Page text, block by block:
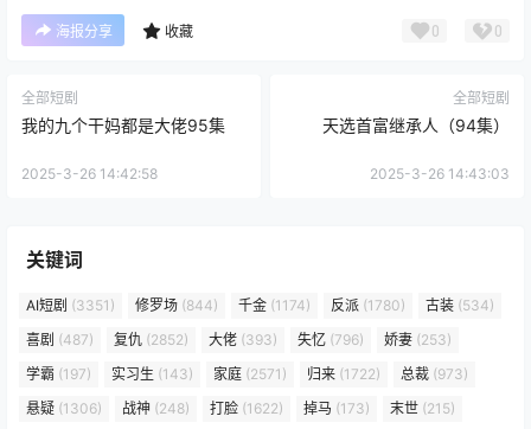
海报分享 收藏 0 0
全部短剧
我的九个干妈都是大佬95集
2025-3-26 14:42:58
全部短剧
天选首富继承人（94集）
2025-3-26 14:43:03
关键词
AI短剧 (3351) 修罗场 (844) 千金 (1174) 反派 (1780) 古装 (534)
喜剧 (487) 复仇 (2852) 大佬 (393) 失忆 (796) 娇妻 (253)
学霸 (197) 实习生 (143) 家庭 (2571) 归来 (1722) 总裁 (973)
悬疑 (1306) 战神 (248) 打脸 (1622) 掉马 (173) 末世 (215)